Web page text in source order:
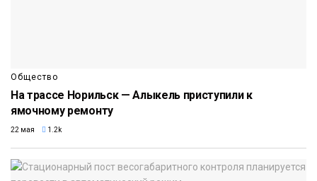
Общество
На трассе Норильск — Алыкель приступили к
ямочному ремонту
22 мая 1.2k